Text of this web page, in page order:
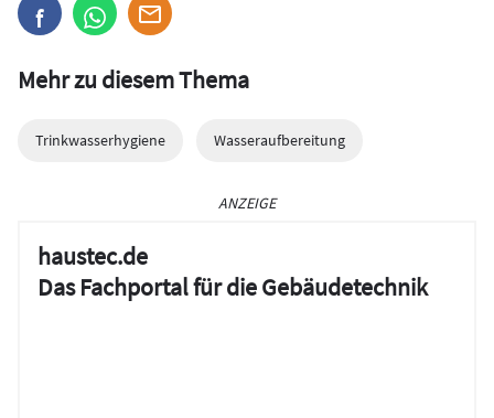
Mehr zu diesem Thema
Trinkwasserhygiene Wasseraufbereitung
ANZEIGE
haustec.de
Das Fachportal für die Gebäudetechnik